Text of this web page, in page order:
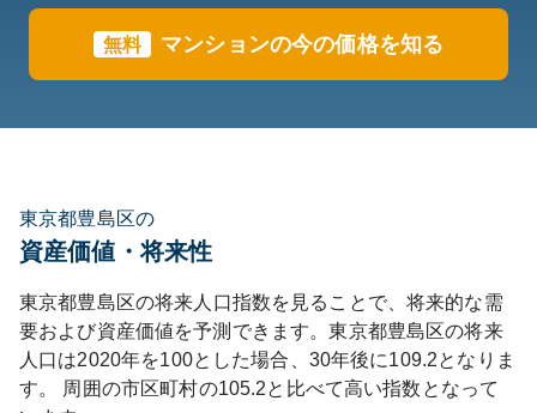
無料 マンションの今の価格を知る
東京都豊島区の
資産価値・将来性
東京都豊島区の将来人口指数を見ることで、将来的な需
要および資産価値を予測できます。東京都豊島区の将来
人口は2020年を100とした場合、30年後に109.2となりま
す。
周囲の市区町村の105.2と比べて高い指数となって